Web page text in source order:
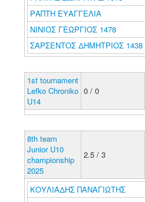
ΡΑΠΤΗ ΕΥΑΓΓΕΛΙΑ
ΝΙΝΙΟΣ ΓΕΩΡΓΙΟΣ 1478
ΣΑΡΣΕΝΤΟΣ ΔΗΜΗΤΡΙΟΣ 1438
1st tournament
Lefko Chroniko
U14
0 / 0
8th team
Junior U10
championship
2025
2.5 / 3
ΚΟΥΛΙΑΔΗΣ ΠΑΝΑΓΙΩΤΗΣ